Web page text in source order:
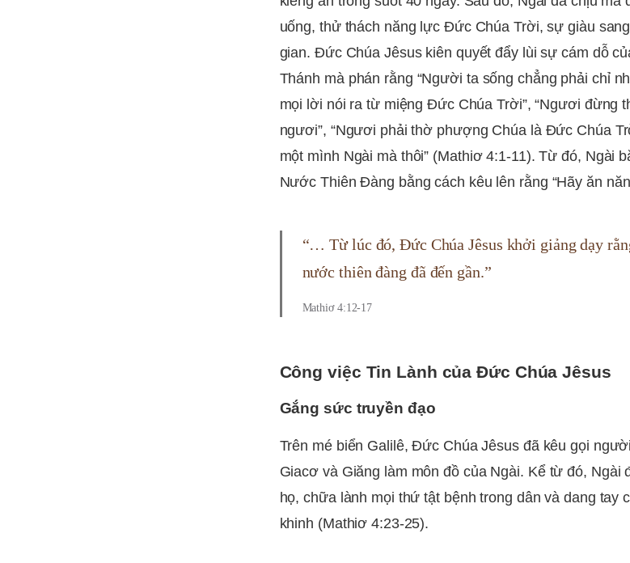
uống, thử thách năng lực Ðức Chúa Trời, sự giàu
gian. Đức Chúa Jêsus kiên quyết đẩy lùi sự cám dỗ
Thánh mà phán rằng “Người ta sống chẳng phải chỉ
mọi lời nói ra từ miệng Ðức Chúa Trời”, “Ngươi đừng
ngươi”, “Ngươi phải thờ phượng Chúa là Ðức Chúa
một mình Ngài mà thôi” (Mathiơ 4:1-11). Từ đó, Ngài
Nước Thiên Đàng bằng cách kêu lên rằng “Hãy ăn
“… Từ lúc đó, Đức Chúa Jêsus khởi giảng dạy
nước thiên đàng đã đến gần.”
Mathiơ 4:12-17
Công việc Tin Lành của Đức Chúa Jêsus
Gắng sức truyền đạo
Trên mé biển Galilê, Đức Chúa Jêsus đã kêu gọi
Giacơ và Giăng làm môn đồ của Ngài. Kể từ đó, Ngài
họ, chữa lành mọi thứ tật bệnh trong dân và dang tay
khinh (Mathiơ 4:23-25).